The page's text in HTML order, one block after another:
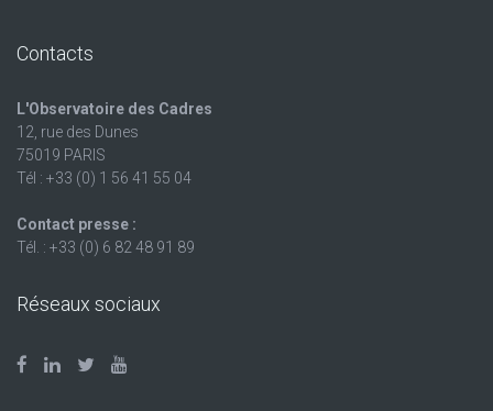
Contacts
L'Observatoire des Cadres
12, rue des Dunes
75019 PARIS
Tél : +33 (0) 1 56 41 55 04
Contact presse :
Tél. : +33 (0) 6 82 48 91 89
Réseaux sociaux